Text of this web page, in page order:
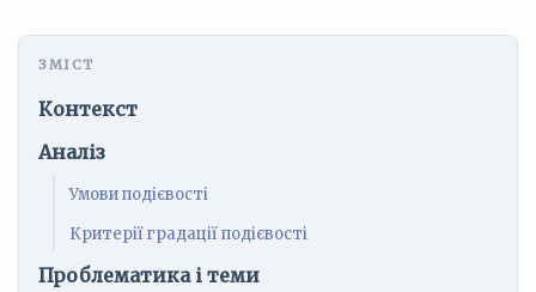
Контекст
Аналіз
Умови подієвості
Критерії градації подієвості
Проблематика і теми